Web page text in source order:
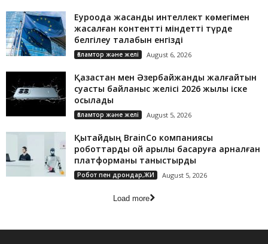
Еуроодақ жасанды интеллект көмегімен
жасалған контентті міндетті түрде
белгілеу талабын енгізді
Ғаламтор және желі August 6, 2026
Қазақстан мен Әзербайжанды жалғайтын
суасты байланыс желісі 2026 жылы іске
қосылады
Ғаламтор және желі August 5, 2026
Қытайдың BrainCo компаниясы
роботтарды ой арқылы басқаруға арналған
платформаны таныстырды
Робот пен дрондар,ЖИ August 5, 2026
Load more